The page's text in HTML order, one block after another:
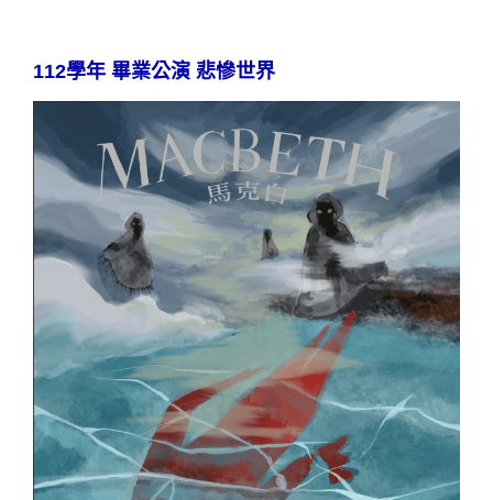
112學年 畢業公演 悲慘世界